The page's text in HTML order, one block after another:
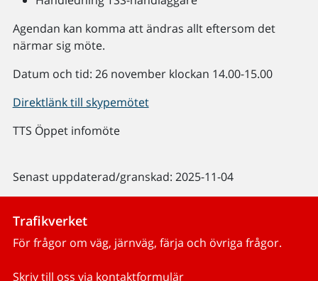
Agendan kan komma att ändras allt eftersom det
närmar sig möte.
Datum och tid: 26 november klockan 14.00-15.00
Direktlänk till skypemötet
TTS Öppet infomöte
Senast uppdaterad/granskad: 2025-11-04
Trafikverket
För frågor om väg, järnväg, färja och övriga frågor.
Skriv till oss via kontaktformulär